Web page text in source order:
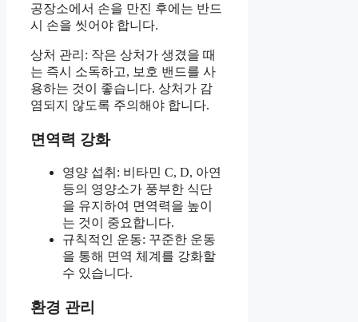
공장소에서 손을 만진 후에는 반드
시 손을 씻어야 합니다.
상처 관리: 작은 상처가 생겼을 때
는 즉시 소독하고, 보호 밴드를 사
용하는 것이 좋습니다. 상처가 감
염되지 않도록 주의해야 합니다.
면역력 강화
영양 섭취: 비타민 C, D, 아연
등의 영양소가 풍부한 식단
을 유지하여 면역력을 높이
는 것이 중요합니다.
규칙적인 운동: 꾸준한 운동
을 통해 면역 체계를 강화할
수 있습니다.
환경 관리